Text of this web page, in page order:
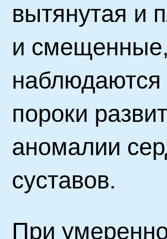
вытянутая и
и
наблюдаются
пороки
аномалии
суставов.
При